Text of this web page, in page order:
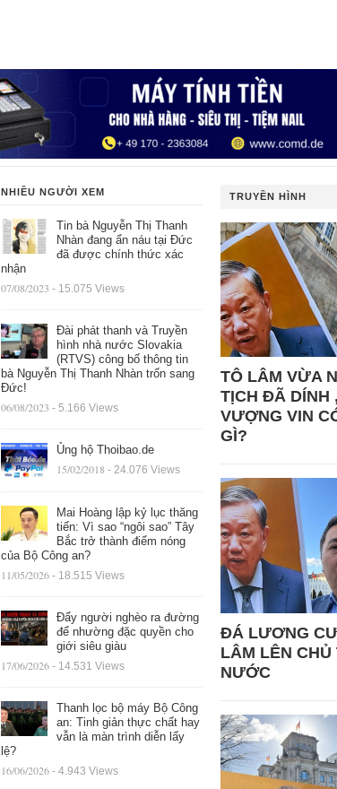
NHIỀU NGƯỜI XEM
Tin bà Nguyễn Thị Thanh
Nhàn đang ẩn náu tại Đức
đã được chính thức xác
nhận
07/08/2023 - 15.075 Views
Đài phát thanh và Truyền
hình nhà nước Slovakia
(RTVS) công bố thông tin
bà Nguyễn Thị Thanh Nhàn trốn sang
Đức!
06/08/2023 - 5.166 Views
Ủng hộ Thoibao.de
15/02/2018 - 24.076 Views
Mai Hoàng lập kỷ lục thăng
tiến: Vì sao “ngôi sao” Tây
Bắc trở thành điểm nóng
của Bộ Công an?
11/05/2026 - 18.515 Views
Đẩy người nghèo ra đường
để nhường đặc quyền cho
giới siêu giàu
17/06/2026 - 14.531 Views
Thanh lọc bộ máy Bộ Công
an: Tinh giản thực chất hay
vẫn là màn trình diễn lấy
lệ?
16/06/2026 - 4.943 Views
TRUYỀN HÌNH
TÔ LÂM VỪA
TỊCH ĐÃ DÍNH
VƯỢNG VIN
GÌ?
ĐÁ LƯƠNG
LÂM LÊN CHỦ
NƯỚC